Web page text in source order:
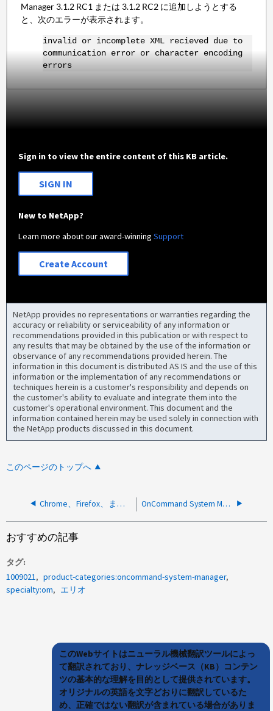
Manager 3.1.2 RC1 または 3.1.2 RC2 に追加しようとする
と、次のエラーが表示されます。
invalid or incomplete XML recieved due to
communication error or character encoding
errors
Sign in to view the entire content of this KB article.
SIGN IN
New to NetApp?
Learn more about our award-winningSupport
Create Account
NetApp provides no representations or warranties regarding the
accuracy or reliability or serviceability of any information or
recommendations provided in this publication or with respect to
any results that may be obtained by the use of the information or
observance of any recommendations provided herein. The
information in this document is distributed AS IS and the use of this
information or the implementation of any recommendations or
techniques herein is a customer's responsibility and depends on
the customer's ability to evaluate and integrate them into the
customer's operational environment. This document and the
information contained herein may be used solely in connection with
the NetApp products discussed in this document.
このページのトップへ
Chrome、Firefox、またはEdge用にデフォルトのWebブラウザが設定されていても、OCSMは引き続きInternet Explorerで開きます。 OnCommand System ManagerでSnapVault 関係またはSnapMirror関係を作成しようとすると、「license is not available」というエラーが表示されます
おすすめの記事
タグ
1009021
product-categories:oncommand-system-manager
specialty:om
エリオ
このWebサイトはニューラル機械翻訳ツールによっ
て翻訳されており、ナレッジベース（KB）コンテン
ツの基本的な理解を目的として提供されています。
オリジナルの英語を文字どおりに翻訳しているた
め、正確ではない翻訳が含まれている場合がありま